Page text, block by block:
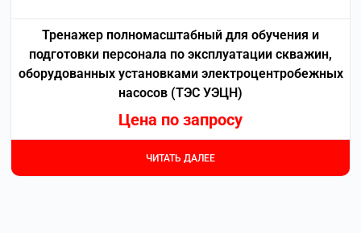
Тренажер полномасштабный для обучения и
подготовки персонала по эксплуатации скважин,
оборудованных установками электроцентробежных
насосов (ТЭС УЭЦН)
Цена по запросу
ЧИТАТЬ ДАЛЕЕ